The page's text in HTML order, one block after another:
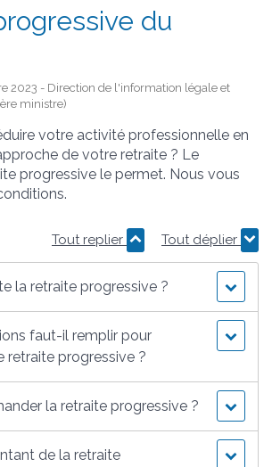
du
2023 - Direction de l'information légale et
ministre)
votre activité professionnelle en
de votre retraite ? Le
progressive le permet. Nous vous
Tout replier Tout déplier
la retraite progressive ?
faut-il remplir pour
retraite progressive ?
la retraite progressive ?
de la retraite